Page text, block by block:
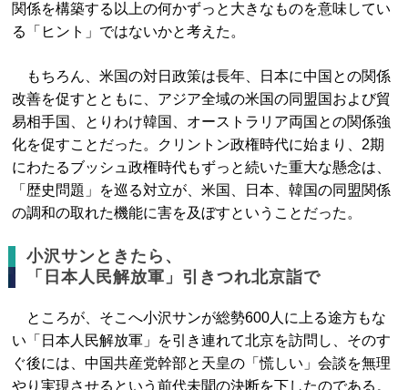
関係を構築する以上の何かずっと大きなものを意味してい
る「ヒント」ではないかと考えた。
もちろん、米国の対日政策は長年、日本に中国との関係
改善を促すとともに、アジア全域の米国の同盟国および貿
易相手国、とりわけ韓国、オーストラリア両国との関係強
化を促すことだった。クリントン政権時代に始まり、2期
にわたるブッシュ政権時代もずっと続いた重大な懸念は、
「歴史問題」を巡る対立が、米国、日本、韓国の同盟関係
の調和の取れた機能に害を及ぼすということだった。
小沢サンときたら、
「日本人民解放軍」引きつれ北京詣で
ところが、そこへ小沢サンが総勢600人に上る途方もな
い「日本人民解放軍」を引き連れて北京を訪問し、そのす
ぐ後には、中国共産党幹部と天皇の「慌しい」会談を無理
やり実現させるという前代未聞の決断を下したのである。